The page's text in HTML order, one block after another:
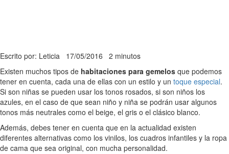
Escrito por: Leticia 17/05/2016 2 minutos
Existen muchos tipos de habitaciones para gemelos que podemos
tener en cuenta, cada una de ellas con un estilo y un toque especial.
Si son niñas se pueden usar los tonos rosados, si son niños los
azules, en el caso de que sean niño y niña se podrán usar algunos
tonos más neutrales como el beige, el gris o el clásico blanco.
Además, debes tener en cuenta que en la actualidad existen
diferentes alternativas como los vinilos, los cuadros infantiles y la ropa
de cama que sea original, con mucha personalidad.